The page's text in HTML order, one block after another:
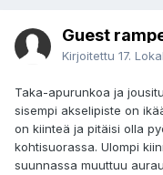
Guest
Kirjoitettu 17.
Taka-apurunkoa ja
sisempi akselipiste on
on kiinteä ja pitäisi olla
kohtisuorassa. Ulompi
suunnassa muuttuu